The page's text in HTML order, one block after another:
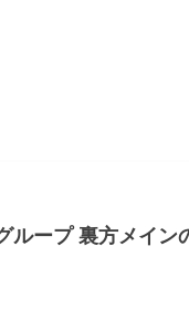
ループ 裏方メイン